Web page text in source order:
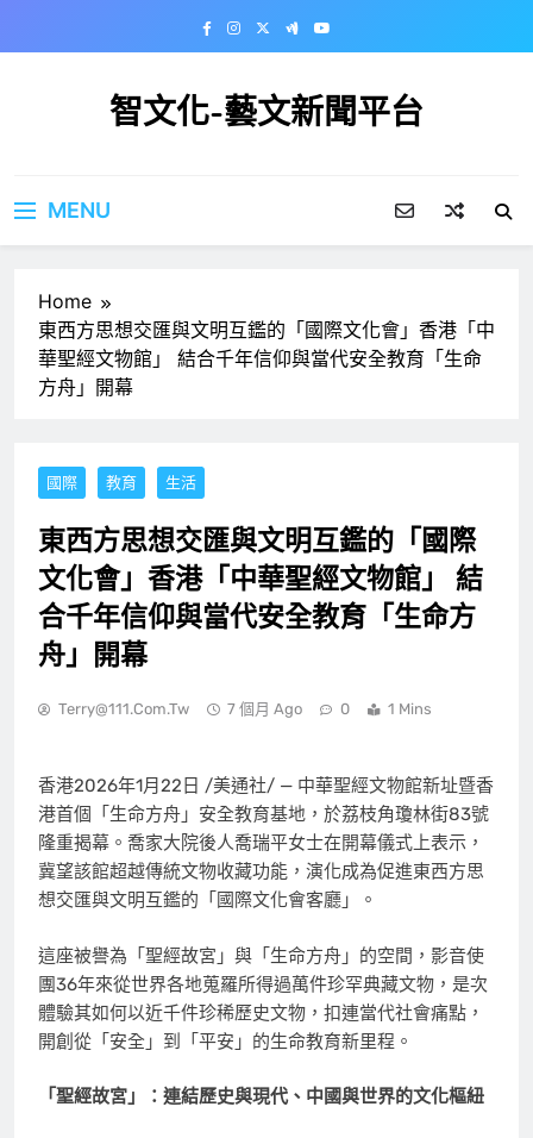
智文化-藝文新聞平台
MENU
Home
東西方思想交匯與文明互鑑的「國際文化會」香港「中
華聖經文物館」 結合千年信仰與當代安全教育「生命
方舟」開幕
國際 教育 生活
東西方思想交匯與文明互鑑的「國際
文化會」香港「中華聖經文物館」 結
合千年信仰與當代安全教育「生命方
舟」開幕
Terry@111.com.tw 7 個月 Ago 0 1 Mins
香港2026年1月22日 /美通社/ — 中華聖經文物館新址暨香
港首個「生命方舟」安全教育基地，於荔枝角瓊林街83號
隆重揭幕。喬家大院後人喬瑞平女士在開幕儀式上表示，
冀望該館超越傳統文物收藏功能，演化成為促進東西方思
想交匯與文明互鑑的「國際文化會客廳」。
這座被譽為「聖經故宮」與「生命方舟」的空間，影音使
團36年來從世界各地蒐羅所得過萬件珍罕典藏文物，是次
體驗其如何以近千件珍稀歷史文物，扣連當代社會痛點，
開創從「安全」到「平安」的生命教育新里程。
「聖經故宮」：連結歷史與現代、中國與世界的文化樞紐